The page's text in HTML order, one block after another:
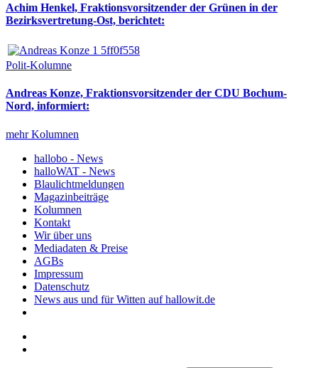
Achim Henkel, Fraktionsvorsitzender der Grünen in der
Bezirksvertretung-Ost, berichtet:
Polit-Kolumne
Andreas Konze, Fraktionsvorsitzender der CDU Bochum-
Nord, informiert:
mehr Kolumnen
hallobo - News
halloWAT - News
Blaulichtmeldungen
Magazinbeiträge
Kolumnen
Kontakt
Wir über uns
Mediadaten & Preise
AGBs
Impressum
Datenschutz
News aus und für Witten auf hallowit.de